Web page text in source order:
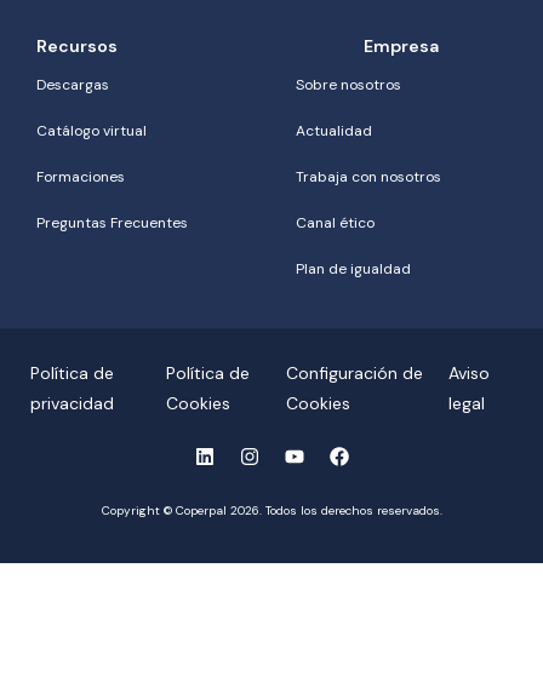
Recursos
Descargas
Catálogo virtual
Formaciones
Preguntas Frecuentes
Empresa
Sobre nosotros
Actualidad
Trabaja con nosotros
Canal ético
Plan de igualdad
Copyright © Coperpal 2026. Todos los derechos reservados.
Política de
privacidad
Política de
Cookies
Configuración de
Cookies
Aviso
legal